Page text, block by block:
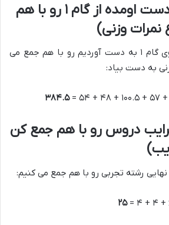
گام ۲: نتایج به دست اومده از گام ۱ رو با هم
وزنی)
حالا تمام اعدادی که توی گام ۱ به دست آوردیم رو با هم جمع می
به دست بیاد:
۳۸۴.۵
ضرایب دروس رو با هم جمع کن
رشته تجربی رو با هم جمع می کنیم:
۲۵